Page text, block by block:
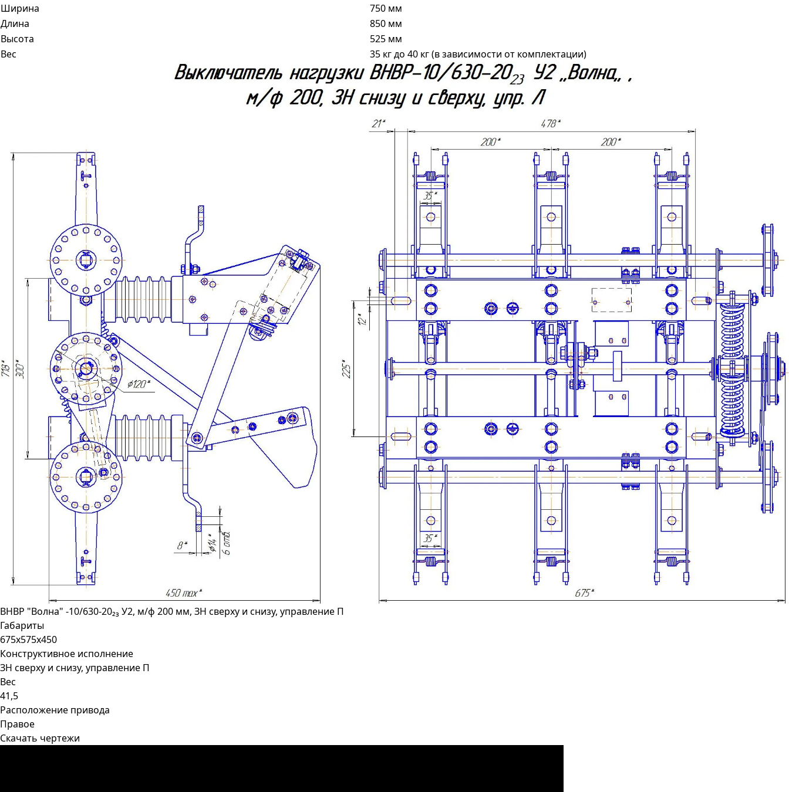
Ширина
750 мм
Длина
850 мм
Высота
525 мм
Вес
35 кг до 40 кг (в зависимости от комплектации)
ВНВР "Волна" -10/630-20₂₃ У2, м/ф 200 мм, ЗН сверху и снизу, управление П
Габариты
675х575х450
Конструктивное исполнение
ЗН сверху и снизу, управление П
Вес
41,5
Расположение привода
Правое
Скачать чертежи